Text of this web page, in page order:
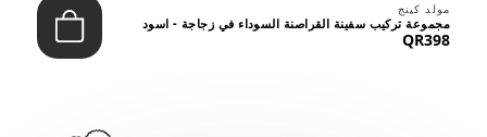
مولد كينج
مجموعة تركيب سفينة القراصنة السوداء في زجاجة - اسود
QR398